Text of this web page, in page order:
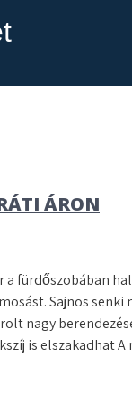
ÁRON
fürdőszobában
Sajnos
nagy
is elszakadhat